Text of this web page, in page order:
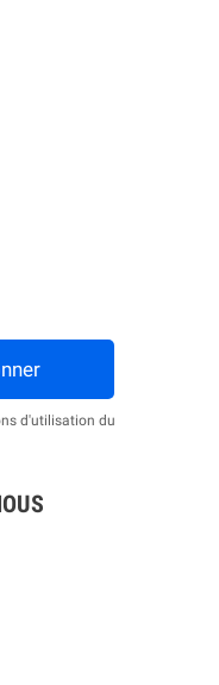
d'utilisation du